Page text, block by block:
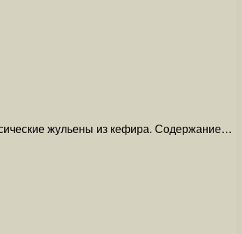
жульены из кефира. Содержание…